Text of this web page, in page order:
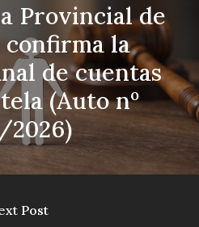
Provincial de
confirma la
de cuentas
(Auto nº
2026)
Post